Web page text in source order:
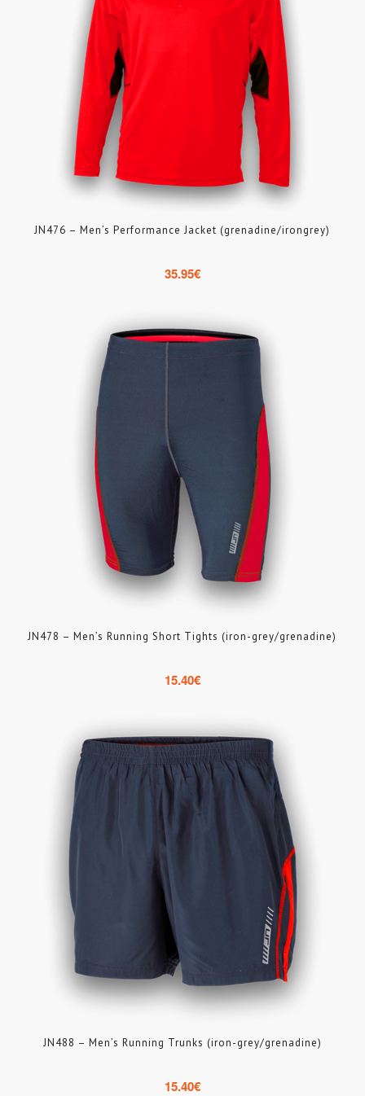
JN476 – Men’s Performance Jacket (grenadine/irongrey)
35.95€
JN478 – Men’s Running Short Tights (iron-grey/grenadine)
15.40€
JN488 – Men’s Running Trunks (iron-grey/grenadine)
15.40€